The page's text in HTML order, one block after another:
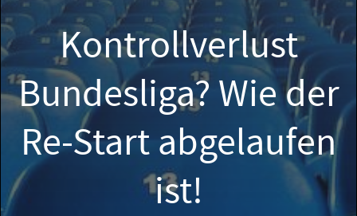
Kontrollverlust
Bundesliga? Wie der
Re-Start abgelaufen
ist!